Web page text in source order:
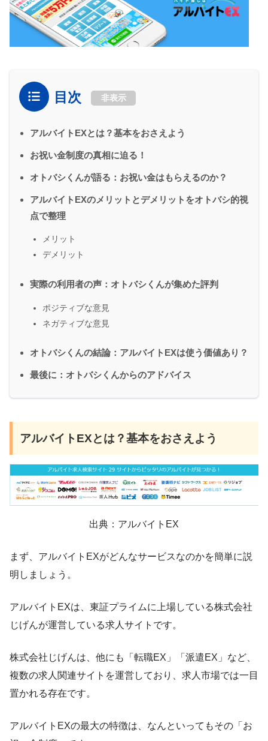
目次 非表示
アルバイトEXとは？基本をおさえよう
お祝い金制度の真相に迫る！
オトバシくんが語る：お祝い金はもらえるのか？
アルバイトEXのメリットとデメリットをオトバシ的視
点で整理
メリット
デメリット
実際の利用者の声：オトバシくんが集めた評判
ポジティブな意見
ネガティブな意見
オトバシくんの結論：アルバイトEXは使う価値あり？
最後に：オトバシくんからのアドバイス
アルバイトEXとは？基本をおさえよう
出典：アルバイトEX
まず、アルバイトEXがどんなサービスなのかを簡単に説
明しましょう。
アルバイトEXは、東証プライムに上場している株式会社
じげんが運営している求人サイトです。
株式会社じげんは、他にも「転職EX」「派遣EX」など、
複数の求人関連サイトを運営しており、求人市場では一目
置かれる存在です。
アルバイトEXの最大の特徴は、なんといってもその「お